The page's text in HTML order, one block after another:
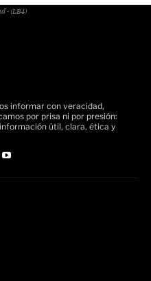
- (LB4)
informar con veracidad,
por prisa ni por presión:
útil, clara, ética y